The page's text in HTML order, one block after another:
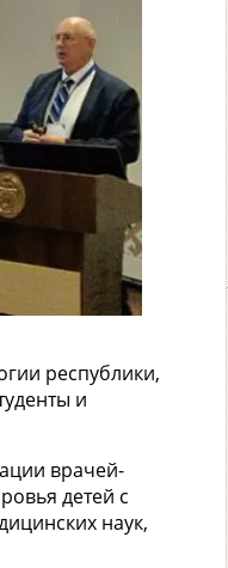
республики,
и
врачей-
детей с
наук,